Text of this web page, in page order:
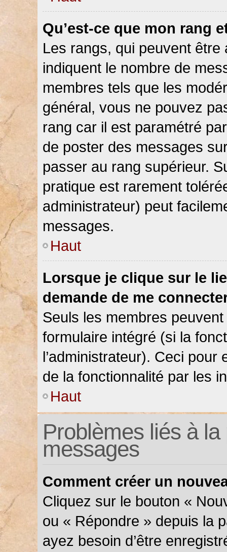
Qu’est-ce que mon rang
Les rangs, qui peuvent être
indiquent le nombre de
membres tels que les
général, vous ne pouvez
rang car il est paramétré
de poster des messages
passer au rang supérieur.
pratique est rarement
administrateur) peut
messages.
Haut
Lorsque je clique sur le
demande de me
Seuls les membres
formulaire intégré (si la
l’administrateur). Ceci pour
de la fonctionnalité par les
Haut
Problèmes liés à
messages
Comment créer un
Cliquez sur le bouton «
ou « Répondre » depuis la
ayez besoin d’être